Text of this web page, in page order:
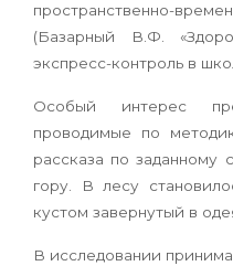
пространственно-
(Базарный В.Ф.
экспресс-контроль в
Особый интерес
проводимые по
рассказа по заданному
гору. В лесу
кустом завернутый в
В исследовании